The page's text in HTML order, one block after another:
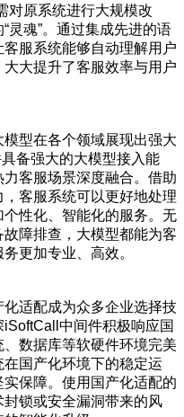
对原系统进行大规模改
灵魂”。通过集成先进的语
服系统能够自动理解用户
大提升了客服效率与用户
型在各个领域展现出强大
备强大的大模型接入能
客服场景深度融合。借助
客服系统可以更好地处理
性化、智能化的服务。无
障排查，大模型都能为客
更加专业、高效。
适配成为众多企业选择技
中间件积极响应国
数据库等软硬件环境完美
国产化环境下的稳定运
保障。使用国产化适配的
锁或安全漏洞带来的风